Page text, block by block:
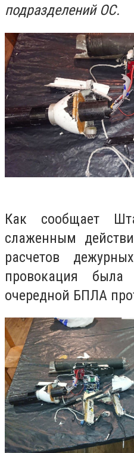
подразделений ОС.
Как сообщает
слаженным
расчетов
провокация была
очередной БПЛА